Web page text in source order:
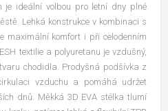
je ideální volbou pro letní dny plné
Lehká konstrukce v kombinaci s
maximální komfort i při celodenním
textilie a polyuretanu je vzdušný,
chodidla. Prodyšná podšívka z
vzduchu a pomáhá udržet
dnů. Měkká 3D EVA stélka tlumí